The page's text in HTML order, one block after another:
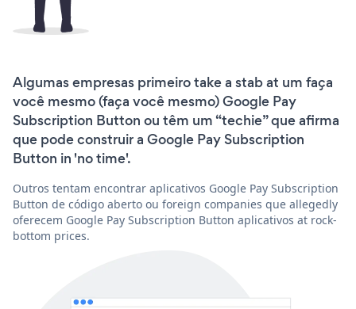
Algumas empresas primeiro take a stab at um faça
você mesmo (faça você mesmo) Google Pay
Subscription Button ou têm um “techie” que afirma
que pode construir a Google Pay Subscription
Button in 'no time'.
Outros tentam encontrar aplicativos Google Pay Subscription
Button de código aberto ou foreign companies que allegedly
oferecem Google Pay Subscription Button aplicativos at rock-
bottom prices.